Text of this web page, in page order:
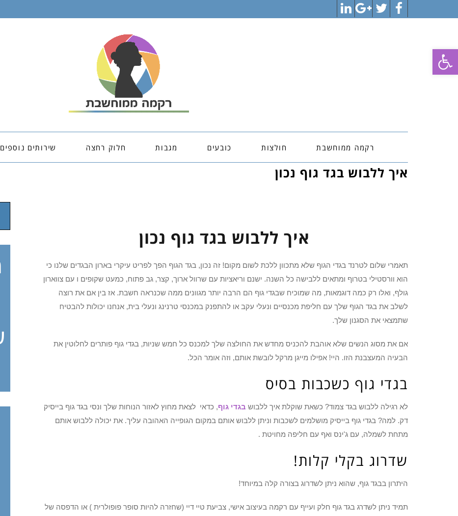
פתח סרגל נגישות
Facebook
Twitter
Google+
LinkedIn
רקמה ממוחשבת חולצות כובעים מגבות חלוק רחצה שירותים נוספים
איך ללבוש בגד גוף נכון
איך ללבוש בגד גוף נכון
תאמרי שלום לטרנד בגדי הגוף שלא מתכוון ללכת לשום מקום! זה נכון, בגד הגוף הפך לפריט עיקרי בארון הבגדים שלנו כי
הוא וורסטילי בטרוף ומתאים ללבישה כל השנה. ישנם וריאציות עם שרוול ארוך, קצר, גב פתוח, כמעט שקופים ו עם צווארון
גולף, ואלו רק כמה דוגמאות, מה שמוכיח שבגדי גוף הם הרבה יותר מגוונים ממה שכנראה חשבת. אז בין אם את רוצה
לשלב את בגד הגוף שלך עם חליפת מכנסיים ונעלי עקב או להתפנק במכנסי טרנינג ונעלי בית, אנחנו יכולות להבטיח
שתמצאי את הסגנון שלך.
אם את מסוג הנשים שלא אוהבת להכניס מחדש את החולצה שלך למכנס כל חמש שניות, בגדי גוף פותרים לחלוטין את
הבעיה המעצבנת הזו. היי! אפילו מייגן מרקל לובשת אותם, וזה אומר הכל.
בגדי גוף כשכבות בסיס
לא רגילה ללבוש בגד צמוד? כשאת שוקלת איך ללבוש בגדי גוף, כדאי לצאת מחוץ לאזור הנוחות שלך ונסי בגד גוף בייסיק
דק. למה? בגדי גוף בייסיק מושלמים לשכבות וניתן ללבוש אותם במקום הגופייה האהובה עליך. את יכולה ללבוש אותם
מתחת לשמלה, עם ג'ינס ואף עם חליפה מחויטת .
שדרוג בקלי קלות!
היתרון בבגד גוף, שהוא ניתן לשדרוג בצורה קלה במיוחד!
תמיד ניתן לשדרג בגד גוף חלק ועייף עם רקמה בעיצוב אישי, צביעת טיי דיי (שחזרה להיות סופר פופולרית ) או הדפסה של